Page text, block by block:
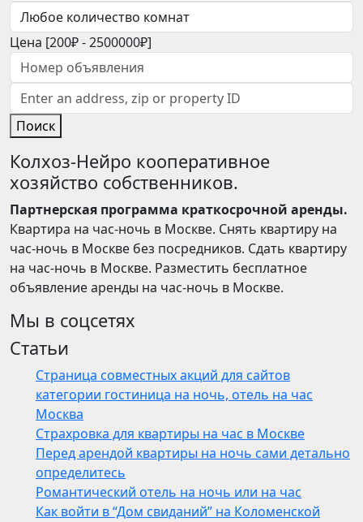
Цена [200₽-2500000₽]
Поиск
Колхоз-Нейро кооперативное
хозяйство собственников.
Партнерская программа краткосрочной аренды.
Квартира на час-ночь в Москве. Снять квартиру на
час-ночь в Москве без посредников. Сдать квартиру
на час-ночь в Москве. Разместить бесплатное
объявление аренды на час-ночь в Москве.
Мы в соцсетях
Статьи
Страница совместных акций для сайтов
категории гостиница на ночь, отель на час
Москва
Страхровка для квартиры на час в Москве
Перед арендой квартиры на ночь сами детально
определитесь
Романтический отель на ночь или на час
Как войти в “Дом свиданий” на Коломенской